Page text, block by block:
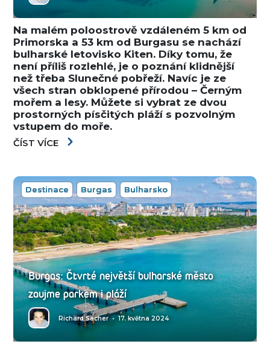
Na malém poloostrově vzdáleném 5 km od
Primorska a 53 km od Burgasu se nachází
bulharské letovisko Kiten. Díky tomu, že
není příliš rozlehlé, je o poznání klidnější
než třeba Slunečné pobřeží. Navíc je ze
všech stran obklopené přírodou – Černým
mořem a lesy. Můžete si vybrat ze dvou
prostorných písčitých pláží s pozvolným
vstupem do moře.
ČÍST VÍCE
Destinace Burgas Bulharsko
Burgas: Čtvrté největší bulharské město
zaujme parkem i pláží
Richard Sacher•17. května 2024